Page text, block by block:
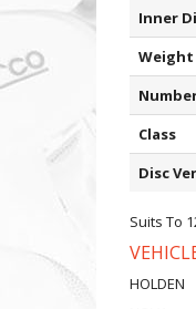
Inner
Class
Disc
Suits To
HOLDEN